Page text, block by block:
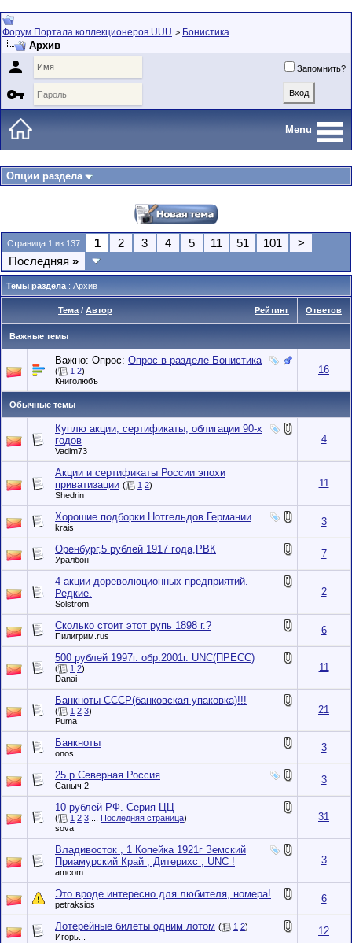
Форум Портала коллекционеров UUU > Бонистика
Архив
 Запомнить?

Menu
Опции раздела
Страница 1 из 137 1 2 3 4 5 11 51 101
>
Последняя »
Темы раздела : Архив
Рейтинг
Тема / Автор Ответов
Важные темы
Важно: Опрос: Опрос в разделе Бонистика
( 1 2)
Книголюбъ
16
Обычные темы
Куплю акции, сертификаты, облигации 90-х
годов
Vadim73
4
Акции и сертификаты России эпохи
приватизации ( 1 2)
Shedrin
11
Хорошие подборки Нотгельдов Германии
krais 3
Оренбург,5 рублей 1917 года,РВК
Уралбон 7
4 акции дореволюционных предприятий.
Редкие.
Solstrom
2
Сколько стоит этот рупь 1898 г.?
Пилигрим.rus 6
500 рублей 1997г. обр.2001г. UNC(ПРЕСС)
( 1 2)
Danai
11
Банкноты СССР(банковская упаковка)!!!
( 1 2 3)
Puma
21
Банкноты
onos 3
25 р Северная Россия
Саныч 2 3
10 рублей РФ. Серия ЦЦ
( 1 2 3 Последняя страница)
sova
31
Владивосток , 1 Копейка 1921г Земский
Приамурский Край , Дитерихс , UNC !
amcom
3
Это вроде интересно для любителя, номера!
petraksios 6
Лотерейные билеты одним лотом ( 1 2)
Игорь...
12